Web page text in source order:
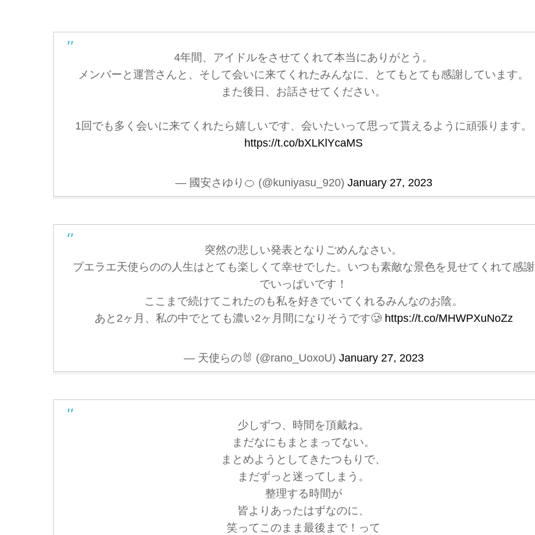
4年間、アイドルをさせてくれて本当にありがとう。
メンバーと運営さんと、そして会いに来てくれたみんなに、とてもとても感謝しています。
また後日、お話させてください。
1回でも多く会いに来てくれたら嬉しいです、会いたいって思って貰えるように頑張ります。
https://t.co/bXLKlYcaMS
— 國安さゆり🍊 (@kuniyasu_920) January 27, 2023
突然の悲しい発表となりごめんなさい。
プエラエ天使らのの人生はとても楽しくて幸せでした。いつも素敵な景色を見せてくれて感謝
でいっぱいです！
ここまで続けてこれたのも私を好きでいてくれるみんなのお陰。
あと2ヶ月、私の中でとても濃い2ヶ月間になりそうです🥲 https://t.co/MHWPXuNoZz
— 天使らの🐰 (@rano_UoxoU) January 27, 2023
少しずつ、時間を頂戴ね。
まだなにもまとまってない。
まとめようとしてきたつもりで、
まだずっと迷ってしまう。
整理する時間が
皆よりあったはずなのに、
笑ってこのまま最後まで！って